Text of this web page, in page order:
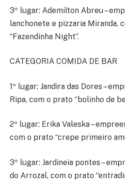
3º lugar: Ademilton Abreu –
lanchonete e pizzaria Miranda,
“Fazendinha Night”.
CATEGORIA COMIDA DE BAR
1º lugar: Jandira das Dores –
Ripa, com o prato “bolinho de
2º lugar: Erika Valeska –
com o prato “crepe primeiro
3º lugar: Jardineia pontes –
do Arrozal, com o prato